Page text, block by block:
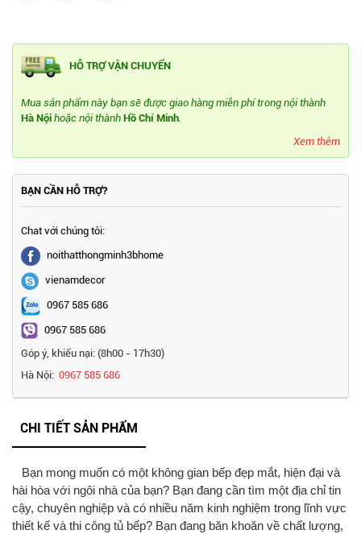
HỖ TRỢ VẬN CHUYỂN
Mua sản phẩm này bạn sẽ được giao hàng miễn phí trong nội thành
Hà Nội hoặc nội thành Hồ Chí Minh.
Xem thêm
BẠN CẦN HỖ TRỢ?
Chat với chúng tôi:
noithatthongminh3bhome
vienamdecor
0967 585 686
0967 585 686
Góp ý, khiếu nại: (8h00 - 17h30)
Hà Nội: 0967 585 686
CHI TIẾT SẢN PHẨM
Bạn mong muốn có một không gian bếp đẹp mắt, hiện đại và
hài hòa với ngôi nhà của bạn? Bạn đang cần tìm một địa chỉ tin
cậy, chuyên nghiệp và có nhiều năm kinh nghiệm trong lĩnh vực
thiết kế và thi công tủ bếp? Bạn đang băn khoăn về chất lượng,